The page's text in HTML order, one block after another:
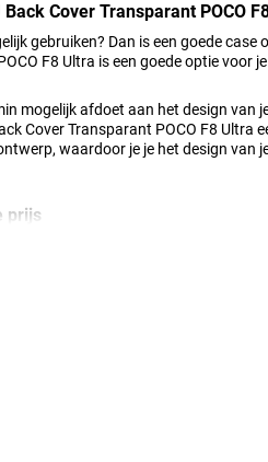
Cover Transparant POCO
gebruiken? Dan is een goede case
F8 Ultra is een goede optie voor
mogelijk afdoet aan het design van
Cover Transparant POCO F8 Ultra
waardoor je je het design van
prijs
is, biedt dit optimale bescherming
zo duur zijn als andere hoesjes. Dit